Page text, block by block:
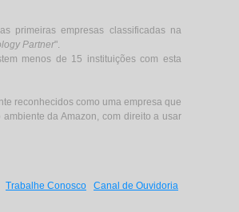
primeiras empresas classificadas na
Partner".
menos de 15 instituições com esta
reconhecidos como uma empresa que
da Amazon, com direito a usar
Trabalhe Conosco Canal de Ouvidoria